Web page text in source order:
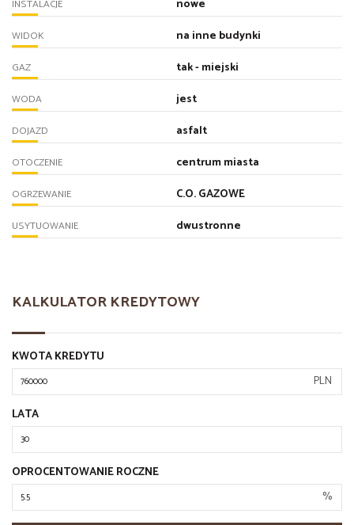
INSTALACJE nowe
WIDOK na inne budynki
GAZ tak - miejski
WODA jest
DOJAZD asfalt
OTOCZENIE centrum miasta
OGRZEWANIE C.O. GAZOWE
USYTUOWANIE dwustronne
KALKULATOR KREDYTOWY
KWOTA KREDYTU
PLN
LATA
OPROCENTOWANIE ROCZNE
%